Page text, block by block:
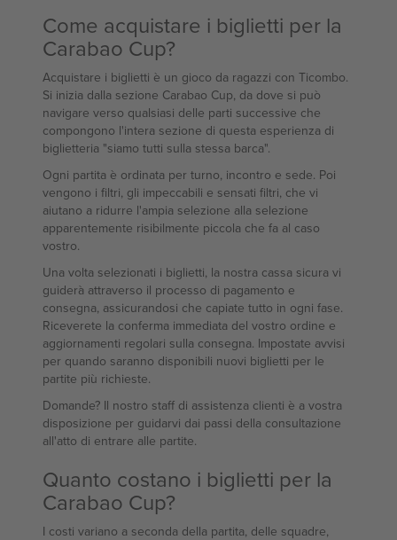
Come acquistare i biglietti per la
Carabao Cup?
Acquistare i biglietti è un gioco da ragazzi con Ticombo.
Si inizia dalla sezione Carabao Cup, da dove si può
navigare verso qualsiasi delle parti successive che
compongono l'intera sezione di questa esperienza di
biglietteria "siamo tutti sulla stessa barca".
Ogni partita è ordinata per turno, incontro e sede. Poi
vengono i filtri, gli impeccabili e sensati filtri, che vi
aiutano a ridurre l'ampia selezione alla selezione
apparentemente risibilmente piccola che fa al caso
vostro.
Una volta selezionati i biglietti, la nostra cassa sicura vi
guiderà attraverso il processo di pagamento e
consegna, assicurandosi che capiate tutto in ogni fase.
Riceverete la conferma immediata del vostro ordine e
aggiornamenti regolari sulla consegna. Impostate avvisi
per quando saranno disponibili nuovi biglietti per le
partite più richieste.
Domande? Il nostro staff di assistenza clienti è a vostra
disposizione per guidarvi dai passi della consultazione
all'atto di entrare alle partite.
Quanto costano i biglietti per la
Carabao Cup?
I costi variano a seconda della partita, delle squadre,